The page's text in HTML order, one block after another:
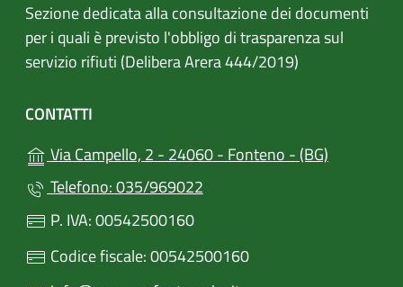
Sezione dedicata alla consultazione dei documenti
per i quali è previsto l'obbligo di trasparenza sul
servizio rifiuti (Delibera Arera 444/2019)
CONTATTI
Via Campello, 2 - 24060 - Fonteno - (BG)
Telefono: 035/969022
P. IVA: 00542500160
Codice fiscale: 00542500160